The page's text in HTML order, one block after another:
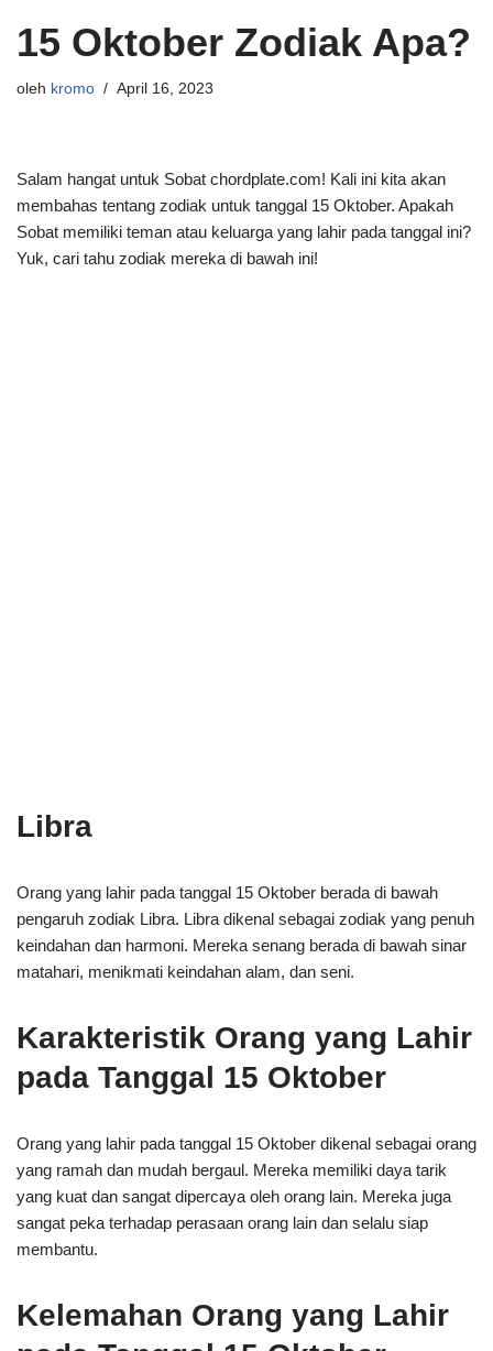
15 Oktober Zodiak Apa?
oleh kromo April 16, 2023
Salam hangat untuk Sobat chordplate.com! Kali ini kita akan
membahas tentang zodiak untuk tanggal 15 Oktober. Apakah
Sobat memiliki teman atau keluarga yang lahir pada tanggal ini?
Yuk, cari tahu zodiak mereka di bawah ini!
Libra
Orang yang lahir pada tanggal 15 Oktober berada di bawah
pengaruh zodiak Libra. Libra dikenal sebagai zodiak yang penuh
keindahan dan harmoni. Mereka senang berada di bawah sinar
matahari, menikmati keindahan alam, dan seni.
Karakteristik Orang yang Lahir
pada Tanggal 15 Oktober
Orang yang lahir pada tanggal 15 Oktober dikenal sebagai orang
yang ramah dan mudah bergaul. Mereka memiliki daya tarik
yang kuat dan sangat dipercaya oleh orang lain. Mereka juga
sangat peka terhadap perasaan orang lain dan selalu siap
membantu.
Kelemahan Orang yang Lahir